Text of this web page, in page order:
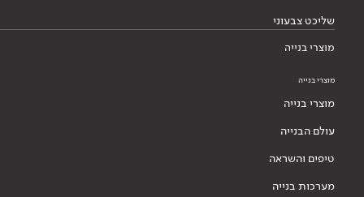
שליכט צבעוני
מוצרי בנייה
מוצרי בנייה
מוצרי בנייה
עולם הבנייה
טיפים והשראה
מערכות בנייה